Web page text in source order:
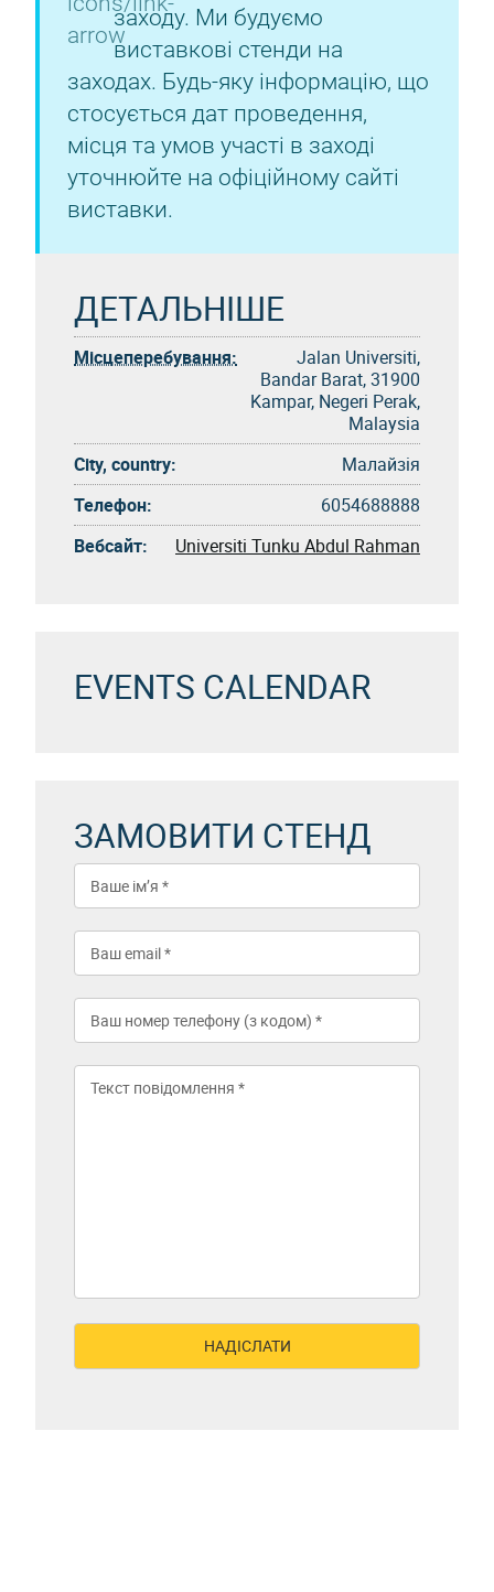
заходу. Ми будуємо
виставкові стенди на
заходах. Будь-яку інформацію, що
стосується дат проведення,
місця та умов участі в заході
уточнюйте на офіційному сайті
виставки.
ДЕТАЛЬНІШЕ
Місцеперебування:
Jalan Universiti,
Bandar Barat, 31900
Kampar, Negeri Perak,
Malaysia
City, country:
Малайзія
Телефон:
6054688888
Вебсайт:
Universiti Tunku Abdul Rahman
EVENTS CALENDAR
ЗАМОВИТИ СТЕНД